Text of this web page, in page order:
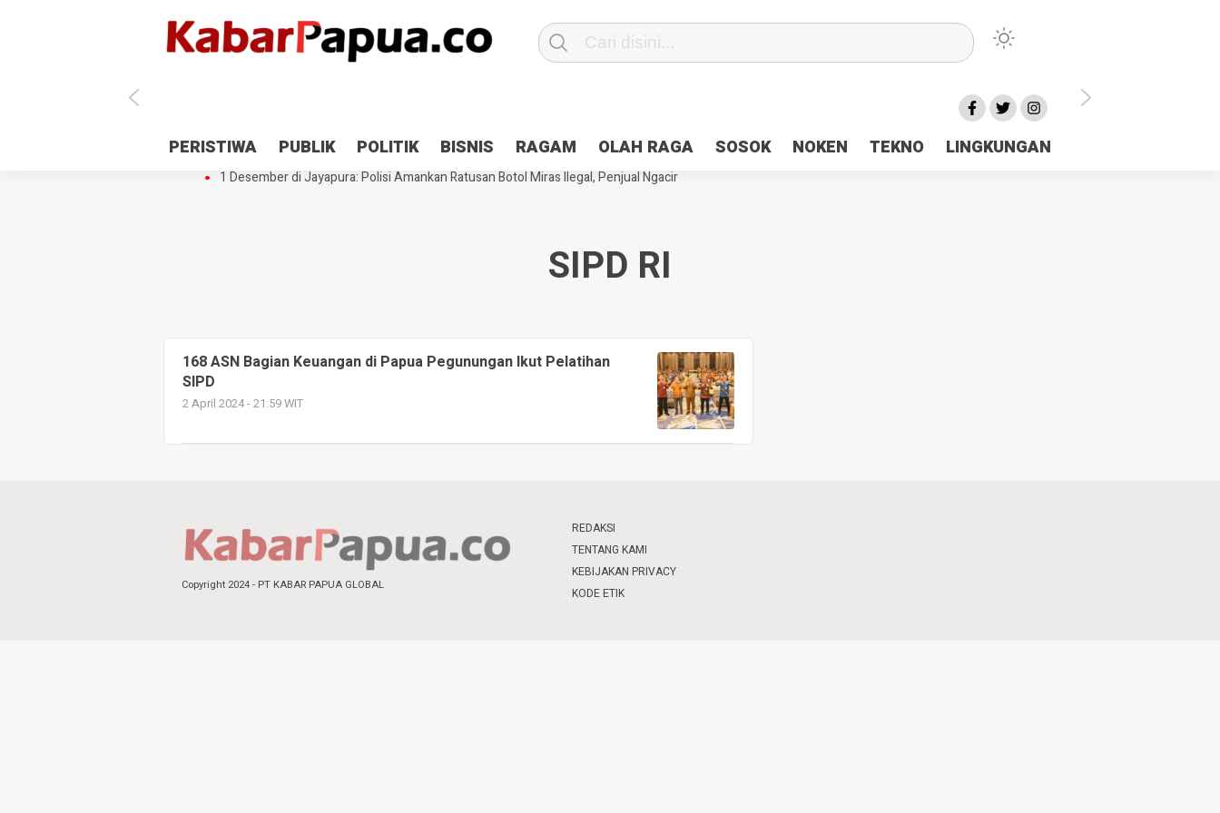
PERISTIWA PUBLIK POLITIK BISNIS RAGAM OLAH RAGA SOSOK NOKEN TEKNO LINGKUNGAN
Antisipasi 1 Desember, TNI Polri Patroli 2×24 jam di Kota Jayapura
Pesan Sejuk Polri di Deklarasi Pemilu Ceria Tanah Papua
Gedung Perpustakaan SMPN 5 Sentani Terbakar
Hibah Pilkada Jayapura Cair 10 Persen, Deposit Kas Daerah Rp23 Miliar Disorot
1 Desember di Jayapura: Polisi Amankan Ratusan Botol Miras Ilegal, Penjual Ngacir
SIPD RI
168 ASN Bagian Keuangan di Papua Pegunungan Ikut Pelatihan
SIPD
2 April 2024 - 21:59 WIT
Copyright 2024 - PT KABAR PAPUA GLOBAL
REDAKSI
TENTANG KAMI
KEBIJAKAN PRIVACY
KODE ETIK